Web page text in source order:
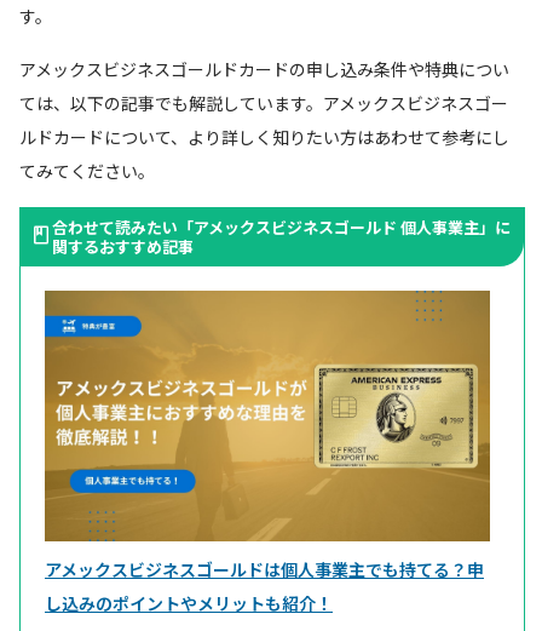
す。
アメックスビジネスゴールドカードの申し込み条件や特典につい
ては、以下の記事でも解説しています。アメックスビジネスゴー
ルドカードについて、より詳しく知りたい方はあわせて参考にし
てみてください。
合わせて読みたい「アメックスビジネスゴールド 個人事業主」に
関するおすすめ記事
アメックスビジネスゴールドは個人事業主でも持てる？申
し込みのポイントやメリットも紹介！